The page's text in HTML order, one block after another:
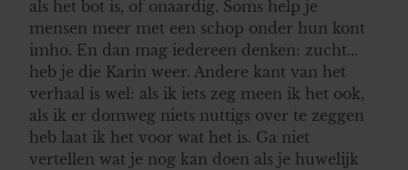
verzameld op basis van uw gebruik van hun services. U
gaat akkoord met onze cookies als u onze website blijft
gebruiken.
als het bot is, of onaardig. Soms help je
mensen meer met een schop onder hun kont
imho. En dan mag iedereen denken: zucht...
heb je die Karin weer. Andere kant van het
verhaal is wel: als ik iets zeg meen ik het ook,
als ik er domweg niets nuttigs over te zeggen
heb laat ik het voor wat het is. Ga niet
vertellen wat je nog kan doen als je huwelijk